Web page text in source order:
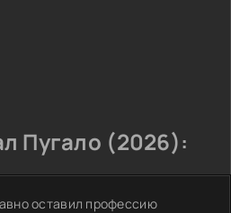
Пугало (2026):
оставил профессию